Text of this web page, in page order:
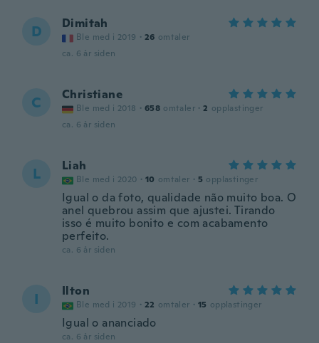
D Dimitah
Ble med i 2019 · 26 omtaler
ca. 6 år siden
C Christiane
Ble med i 2018 · 658 omtaler · 2 opplastinger
ca. 6 år siden
L Liah
Ble med i 2020 · 10 omtaler · 5 opplastinger
Igual o da foto, qualidade não muito boa. O
anel quebrou assim que ajustei. Tirando
isso é muito bonito e com acabamento
perfeito.
ca. 6 år siden
I Ilton
Ble med i 2019 · 22 omtaler · 15 opplastinger
Igual o ananciado
ca. 6 år siden